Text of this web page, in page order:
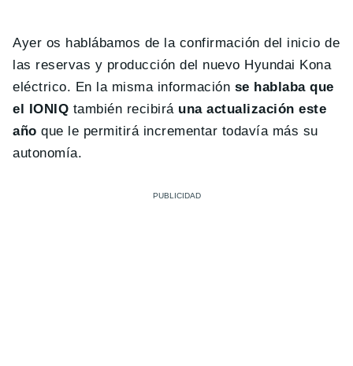
Ayer os hablábamos de la confirmación del inicio de
las reservas y producción del nuevo Hyundai Kona
eléctrico. En la misma información se hablaba que
el IONIQ también recibiráuna actualización este
año que le permitirá incrementar todavía más su
autonomía.